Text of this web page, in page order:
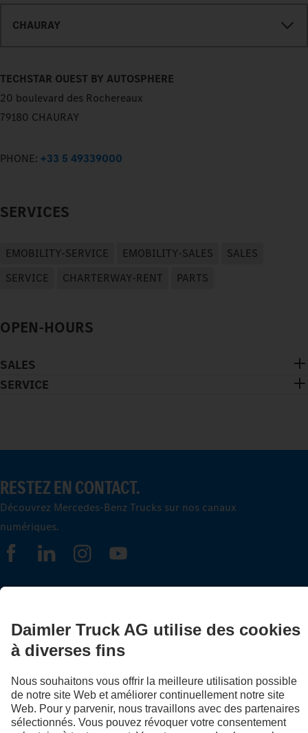
CHAURAY
TECHSTAR OUEST BY AUTOSPHERE
20 boulevard des Rochereaux
79180 CHAURAY
PHONE: +33 5 49339000
SERVICES
EMOBILITY-SERVICE EMOBILITY-SALES
SALES
SERVICE
CHARTERWAY-RENT PARTS
OPEN-HOURS
SALES
SERVICE
RESTEZ EN CONTACT.
Découvrez Mercedes-Benz Trucks sur nos canaux
numériques.
FOLLOW THE ROADSTARS.
Échangez maintenant vos expériences avec d’autres routiers
et routières.